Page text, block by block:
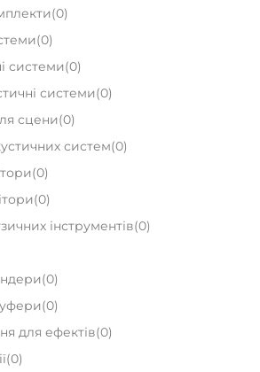
(0)
(0)
системи(0)
системи(0)
сцени(0)
систем(0)
(0)
(0)
інструментів(0)
(0)
(0)
для ефектів(0)
(0)